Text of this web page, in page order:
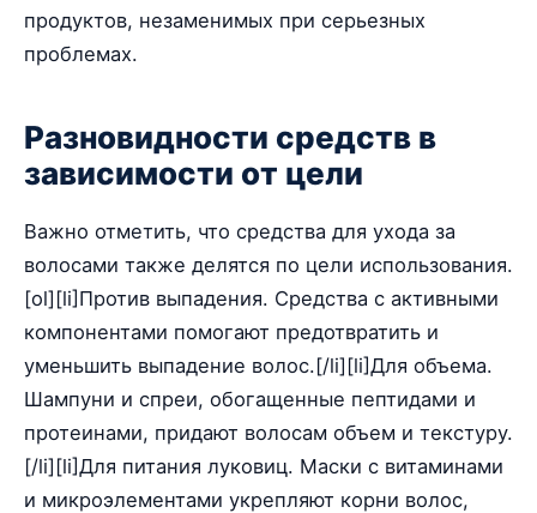
продуктов, незаменимых при серьезных
проблемах.
Разновидности средств в
зависимости от цели
Важно отметить, что средства для ухода за
волосами также делятся по цели использования.
[ol][li]Против выпадения. Средства с активными
компонентами помогают предотвратить и
уменьшить выпадение волос.[/li][li]Для объема.
Шампуни и спреи, обогащенные пептидами и
протеинами, придают волосам объем и текстуру.
[/li][li]Для питания луковиц. Маски с витаминами
и микроэлементами укрепляют корни волос,